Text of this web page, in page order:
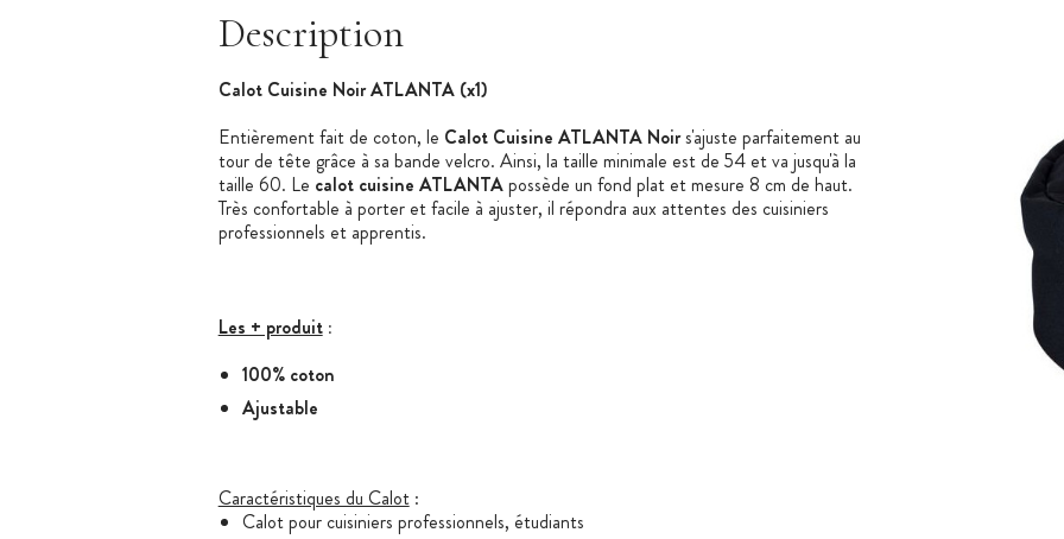
Description
Calot Cuisine Noir ATLANTA (x1)
Entièrement fait de coton, le Calot Cuisine ATLANTA Noirs'ajuste parfaitement au
tour de tête grâce à sa bande velcro. Ainsi, la taille minimale est de 54 et va jusqu'à la
taille 60. Le calot cuisine ATLANTApossède un fond plat et mesure 8 cm de haut.
Très confortable à porter et facile à ajuster, il répondra aux attentes des cuisiniers
professionnels et apprentis.
Les + produit:
100% coton
Ajustable
Caractéristiques du Calot:
Calot pour cuisiniers professionnels, étudiants